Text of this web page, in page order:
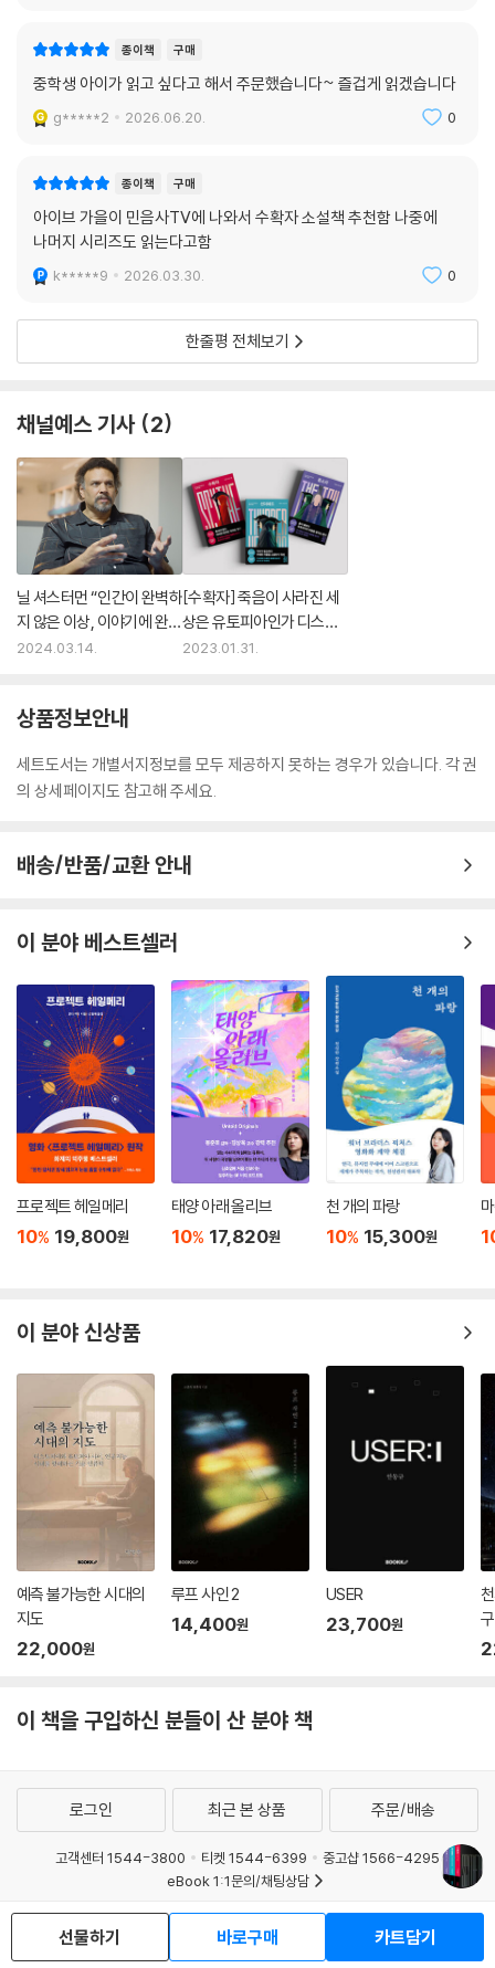
보여 준다. 분명 선한 이들도 존재하고 그들은 좋은 방향으로 세계를 이끌
이 먼 인간들이 스스로를 망쳐 간다. 21세기의 인류와 마찬가지로 말이다.
세상은 파멸을 향해 나아간다
『수확자』가 전체적인 세계관을 보여 주며 시트라와 로언의 행보를 따라가
게 했다면 『선더헤드』는 완벽해야 할 수확자들도 여느 평범한 인간과 마찬
가지로 탐욕에 약한 존재라는 사실을 보여 준다. 그중에는 잔인무도한 살
고더드다. 고더드는 수확자들이 자신의 임무를 성스럽게 여기는 것을 두고
고리타분하다 여기며, 저마다의 신념에 따라서 자유롭게 수확 행위를 할
은 평범한 사람보다 현명하고 깨어 있으며, 지성으로 대중의 삶을 더 낫게
만들 수 있다고 말이다.
그리고 이 그럴싸하기만 한 고더드의 궤변에 많은 수확자들이 매력을 느끼
고, 그에게 합류해 〈신질서〉라는 세력이 만들어진다. 선더헤드는 이미 수확
자들에게 간섭을 할 수 없도록 프로그래밍이 되어 있기에 이들을 저지할
수 없다. 결코 꺼지지 않는 선더헤드의 감시 카메라는 모든 것을 보고 들을
수 있기에, 이들로 인해 인류가 파멸을 향해 나아갈 가능성이 매우 높음을
알지만 아무것도 할 수 없다. 바로 그렇기에 선더헤드가 기대하는 대상은
다시, 인간이 된다.
이것은 정의 구현인가
아니면 끔찍한 범죄인가
〈수확자 루시퍼〉는 선더헤드가 그런 기대를 품은 인간 중 하나다. 루시퍼는
정받는 기묘한 위치에 있다. 루시퍼는 강력한 육체와 뛰어난 살인 기술을
을 1백 배 증가시키는 특이점에 있는 인물, 시트라와 모종의 관계를 맺고
루시퍼는 연민으로 수확을 하지 않고 쾌락을 좇아 함부로 살인을 저지르는
수확자, 또는 수확을 빌미로 협박을 해 사적인 이득을 취하거나 개인적인
이유로 수확 대상을 결정하는 〈자격 미달〉 수확자들을 살해하고 불로 태워
재생조차 할 수 없게 만든다. 이는 분명 끔찍하고 잔인한 행위다. 불로 태워
진 시체는 선더헤드의 힘으로도 다시 살아날 수 없기 때문이다. 그러나 동
시에 이런 방법이 아니고서는 평범한 사람들에게 해가 되는 수확자들의 존
재를 어찌할 수 없는 것처럼도 보인다. 루시퍼는 법의 틀을 벗어나 정의 구
현을 위해 악역을 자처하는 인물이다. 그에게 공감이 되다가도 한편으로는
사적 복수를 자행하는 그의 방식에 마냥 찬성할 수만은 없게 된다.
도 예상할 수 없는 클라이맥스를 향해 빠르게 흘러간다.
- 『종소리』
종이 울린다
유토피아의 파멸을 알리는 종이
2권 『선더헤드』가 상상할 수 없던 끔찍한 참사로 끝나고 선더헤드 또한 인
류에게 실망해 등을 돌리면서 이제 희망은 사라진 것처럼 보인다. 세상을
할 구석이 남아 있다는 듯 『종소리』는 고더드로 인해 더욱 암울한 상황에
빠진 수확령의 모습을 보여 주며 시작된다. 선하고자 하는 이들은 거칠 것
없이 악한 짓을 저지르는 이보다 약할 수밖에 없는 걸까? 어째서 선행은 작
조차 우리의 현실처럼 악몽 같은 상황에 빠져든다.
은 변화를 만들어 가는 인물들의 모습을 보여 준다. 특별히 강한 힘을 가지
고 있지 않아도, 따르는 무리가 없어 외로운 길을 걸어야 해도, 쫓기는 처지
에 놓여 목숨의 위협을 받아도, 이들은 포기하지 않고 고귀한 신념을 관철
한다. 그리고 이 평범한 이들이 모여 만들어 낸 작은 파문들은 큰 물결이 되
악의 평범성이
종이책 구매
중학생 아이가 읽고 싶다고 해서 주문했습니다~ 즐겁게 읽겠습니다
g*****2 2026.06.20. 0
종이책 구매
아이브 가을이 민음사TV에 나와서 수확자 소설책 추천함 나중에
나머지 시리즈도 읽는다고함
k*****9 2026.03.30. 0
한줄평 전체보기
채널예스 기사 2
닐 셔스터먼 “인간이 완벽하
지 않은 이상, 이야기에 완벽
한 결말이란 없다”
2024.03.14.
[수확자] 죽음이 사라진 세
상은 유토피아인가 디스토
피아인가?
2023.01.31.
상품정보안내
세트도서는 개별서지정보를 모두 제공하지 못하는 경우가 있습니다. 각 권
의 상세페이지도 참고해 주세요.
배송/반품/교환 안내
이 분야 베스트셀러
프로젝트 헤일메리
10% 19,800원
태양 아래 올리브
10% 17,820원
천 개의 파랑
10% 15,300원
이 분야 신상품
예측 불가능한 시대의
지도
22,000원
루프 사인 2
14,400원
USER
23,700원
이 책을 구입하신 분들이 산 분야 책
선물하기 바로구매 카트담기
로그인 최근 본 상품 주문/배송
고객센터 1544-3800 티켓 1544-6399
중고샵 1566-4295
eBook 1:1문의/채팅상담
예스이십사(주) 사업자 정보
이용약관
개인정보처리방침
청소년보호정책